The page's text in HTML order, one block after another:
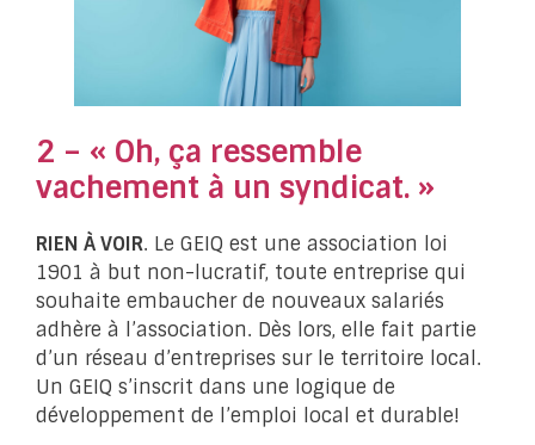
2 – « Oh, ça ressemble
vachement à un syndicat. »
RIEN À VOIR. Le GEIQ est une association loi
1901 à but non-lucratif, toute entreprise qui
souhaite embaucher de nouveaux salariés
adhère à l’association. Dès lors, elle fait partie
d’un réseau d’entreprises sur le territoire local.
Un GEIQ s’inscrit dans une logique de
développement de l’emploi local et durable!